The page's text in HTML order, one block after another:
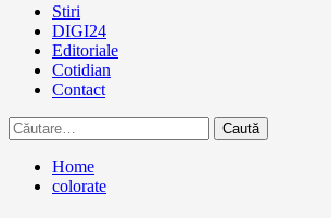
Primary
Menu
Stiri
DIGI24
Editoriale
Cotidian
Contact
Caută
după:
Home
colorate